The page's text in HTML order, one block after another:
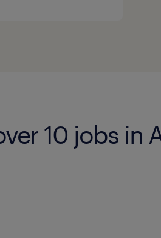
10 jobs in